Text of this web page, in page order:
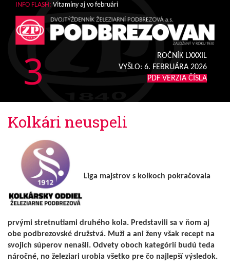
INFO FLASH: Vitamíny aj vo februári
3
ROČNÍK LXXXIL
VYŠLO: 6. FEBRUÁRA 2026
PDF VERZIA ČÍSLA
Kolkári neuspeli
Liga majstrov s kolkoch pokračovala
prvými stretnutiami druhého kola. Predstavili sa v ňom aj
obe podbrezovské družstvá. Muži a ani ženy však recept na
svojich súperov nenašli. Odvety oboch kategórií budú teda
náročné, no železiari urobia všetko pre čo najlepší výsledok.